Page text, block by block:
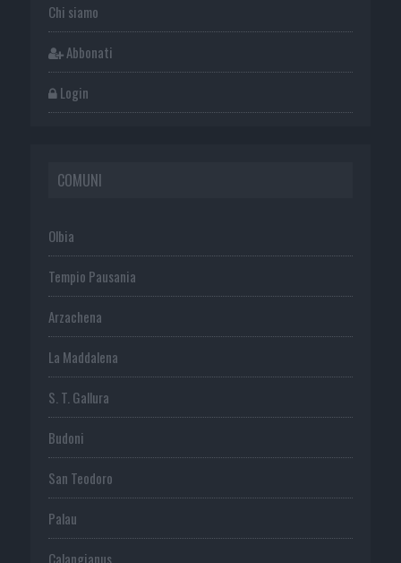
Chi siamo
Abbonati
Login
COMUNI
Olbia
Tempio Pausania
Arzachena
La Maddalena
S. T. Gallura
Budoni
San Teodoro
Palau
Calangianus